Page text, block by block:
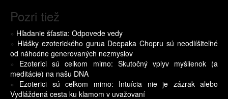
Pozri tiež
» Hľadanie šťastia: Odpovede vedy
» Hlášky ezoterického gurua Deepaka Chopru sú neodlíšiteľné
od náhodne generovaných nezmyslov
» Ezoterici sú celkom mimo: Skutočný vplyv myšlienok (a
meditácie) na našu DNA
» Ezoterici sú celkom mimo: Intuícia nie je zázrak alebo
Vydláždená cesta ku klamom v uvažovaní